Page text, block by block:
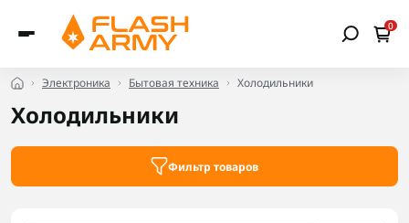
0
Электроника Бытовая техника Холодильники
Холодильники
Фильтр товаров